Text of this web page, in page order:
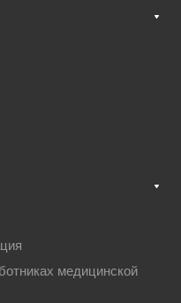
медицинской